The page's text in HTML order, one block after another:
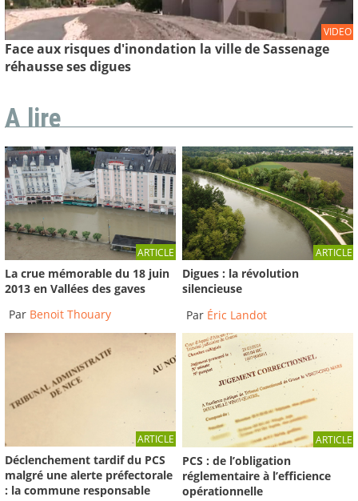
VIDEO
Face aux risques d'inondation la ville de Sassenage
réhausse ses digues
A lire
ARTICLE
La crue mémorable du 18 juin
2013 en Vallées des gaves
Par Benoit Thouary
ARTICLE
Digues : la révolution
silencieuse
Par Éric Landot
ARTICLE
Déclenchement tardif du PCS
malgré une alerte préfectorale
: la commune responsable
ARTICLE
PCS : de l’obligation
réglementaire à l’efficience
opérationnelle